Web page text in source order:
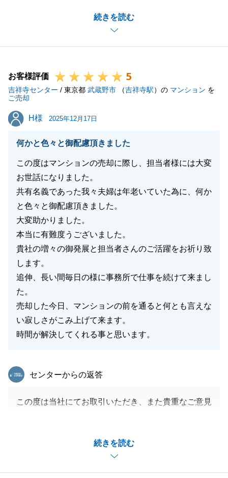
続きを読む
また今後とも何かお手伝いできることがございました
らお気軽にご連絡くださいませ。
引き続きよろしくお願いいたします。
閉じる
お客様評価 5
吉祥寺センター / 東京都 武蔵野市 （吉祥寺駅）の マンション を
ご売却
H様
H様 2025年12月17日
何かと色々と御配慮頂きました
この度はマンションの売却に際し、担当者様には大変
お世話になりました。
共有名義であった我々夫婦は年老いていた為に、何か
と色々と御配慮頂きました。
大変助かりました。
本当に有難度うございました。
貴社の増々の御発展と担当者さんのご活躍をお祈り致
します。
追伸、長い間毎日の様に事務所で仕事を続けて来まし
た。
売却した今日、マンションの前を通ると何とも言えな
い寂しさがこみ上げて来ます。
時間が解決してくれる事と思います。
続きを読む
東急リバブル
センターからの返答
この度は当社にてお取引いただき、また貴重なご意見
いでき、またお役にたてたこと大変光栄に思います。
お褒めいただき、誠にありがとうございます。
いただいたお言葉を励みに、日々精進してまいります